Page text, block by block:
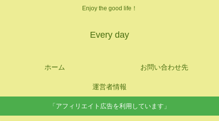
Enjoy the good life！
Every day
ホーム お問い合わせ先
運営者情報
「アフィリエイト広告を利用しています」